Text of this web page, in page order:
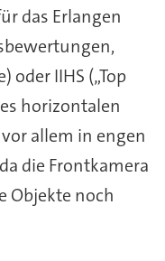
das Erlangen
oder IIHS („Top
horizontalen
allem in engen
die Frontkamera
Objekte noch